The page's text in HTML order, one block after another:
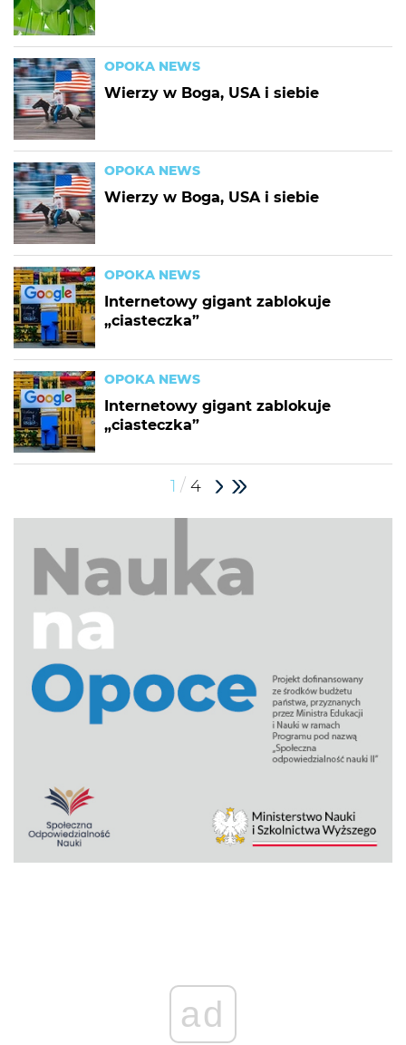
OPOKA NEWS
Wierzy w Boga, USA i siebie
OPOKA NEWS
Wierzy w Boga, USA i siebie
OPOKA NEWS
Internetowy gigant zablokuje
„ciasteczka”
OPOKA NEWS
Internetowy gigant zablokuje
„ciasteczka”
1 / 4
ad